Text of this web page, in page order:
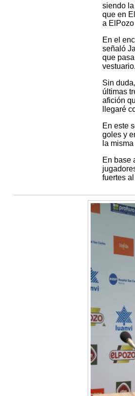
siendo
que en
a
En el
señaló
que
Sin
últimas
afición
llegaré
En este
goles y
la
En base
fuertes